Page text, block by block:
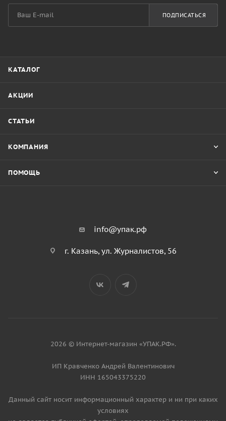
ПОДПИСАТЬСЯ
КАТАЛОГ
АКЦИИ
СТАТЬИ
КОМПАНИЯ
ПОМОЩЬ
info@упак.рф
г. Казань, ул. Журналистов, 56
2026 © Интернет-магазин «УПАК.РФ».
ИП Кравченко Андрей Валентинович
ИНН 165043375220
Данный сайт носит информационный характер и ни при каких
условиях